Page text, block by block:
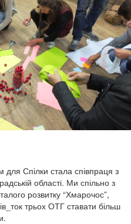
для Спілки стала співпраця з
області. Ми спільно з
розвитку “Хмарочос”,
трьох ОТГ ставати більш